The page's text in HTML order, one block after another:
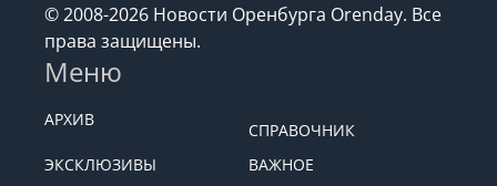
© 2008-2026 Новости Оренбурга Orenday. Все
права защищены.
Меню
АРХИВ
СПРАВОЧНИК
ЭКСКЛЮЗИВЫ
ВАЖНОЕ